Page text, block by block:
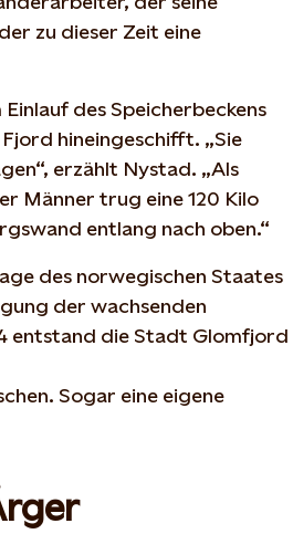
zu dieser Zeit eine
des Speicherbeckens
hineingeschifft. „Sie
erzählt Nystad. „Als
Männer trug eine 120 Kilo
entlang nach oben.“
des norwegischen Staates
der wachsenden
entstand die Stadt Glomfjord
Sogar eine eigene